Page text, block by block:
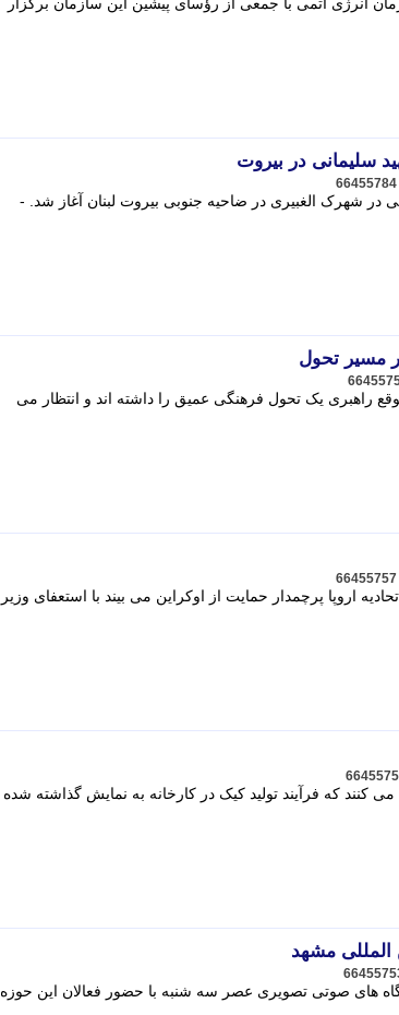
سلیمانی در بیروت
66455784
در شهرک الغبیری در ضاحیه جنوبی بیروت لبنان آغاز شد. -
مسیر تحول
راهبری یک تحول فرهنگی عمیق را داشته اند و انتظار می
66455757
اروپا پرچمدار حمایت از اوکراین می بیند با استعفای وزیر
کنند که فرآیند تولید کیک در کارخانه به نمایش گذاشته شده
المللی مشهد
های صوتی تصویری عصر سه شنبه با حضور فعالان این حوزه